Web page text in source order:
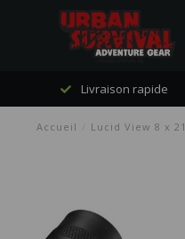
Livraison rapide
Accueil Lucid View 8 x 21